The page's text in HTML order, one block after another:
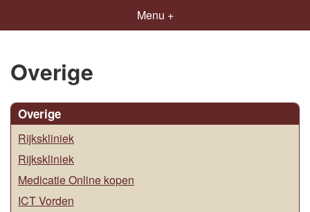
Menu +
Overige
Overige
Rijkskliniek
Rijkskliniek
Medicatie Online kopen
ICT Vorden